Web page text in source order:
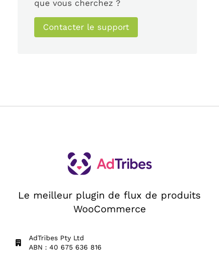
que vous cherchez ?
Contacter le support
Le meilleur plugin de flux de produits
WooCommerce
AdTribes Pty Ltd
ABN : 40 675 636 816